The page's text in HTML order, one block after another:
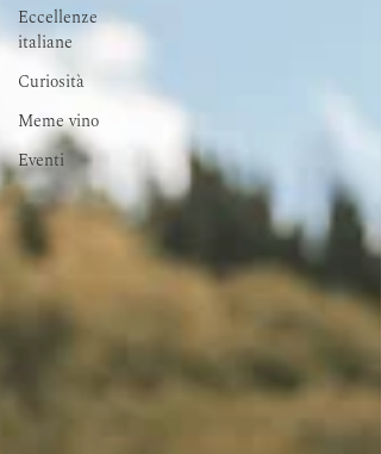
Eccellenze
italiane
Curiosità
Meme vino
Eventi